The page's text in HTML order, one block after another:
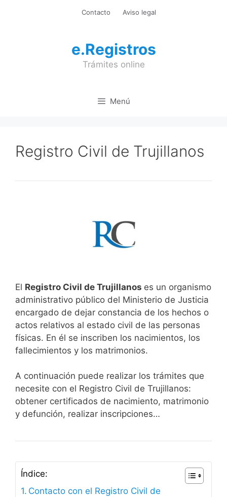
Contacto Aviso legal
e.Registros
Trámites online
Menú
Registro Civil de Trujillanos
El Registro Civil de Trujillanos es un organismo
administrativo público del Ministerio de Justicia
encargado de dejar constancia de los hechos o
actos relativos al estado civil de las personas
físicas. En él se inscriben los nacimientos, los
fallecimientos y los matrimonios.
A continuación puede realizar los trámites que
necesite con el Registro Civil de Trujillanos:
obtener certificados de nacimiento, matrimonio
y defunción, realizar inscripciones…
Índice:
Contacto con el Registro Civil de